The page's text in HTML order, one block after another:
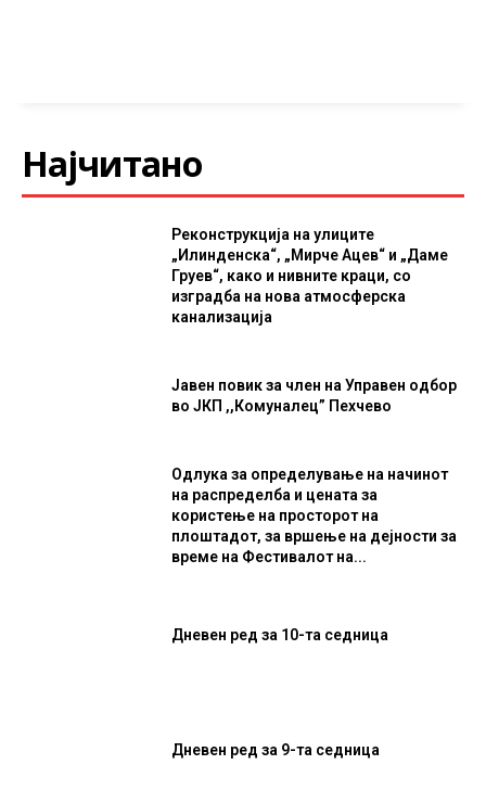
Најчитано
Реконструкција на улиците
„Илинденска“, „Мирче Ацев“ и „Даме
Груев“, како и нивните краци, со
изградба на нова атмосферска
канализација
Јавен повик за член на Управен одбор
во ЈКП ,,Комуналец” Пехчево
Одлука за определување на начинот
на распределба и цената за
користење на просторот на
плоштадот, за вршење на дејности за
време на Фестивалот на...
Дневен ред за 10-та седница
Дневен ред за 9-та седница